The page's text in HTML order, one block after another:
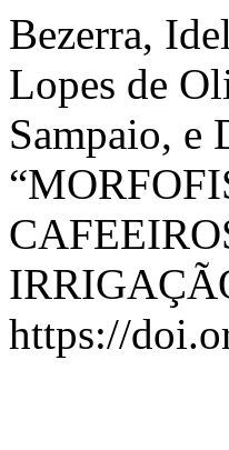
Bezerra,
Lopes de
Sampaio, e
https://